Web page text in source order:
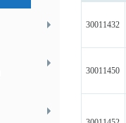
30011432
30011450